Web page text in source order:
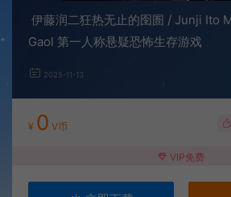
伊藤润二狂热无止的囹圄 / Junji Ito
Gaol 第一人称悬疑恐怖生存游戏
2025-11-13
¥ 0 V币
VIP免费